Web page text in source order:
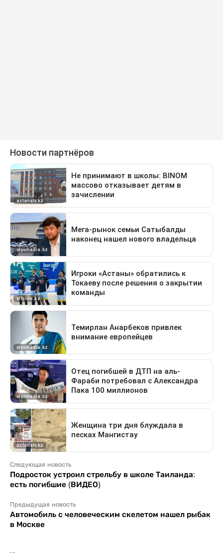
Следующая новость
Подросток устроил стрельбу в школе Таиланда:
есть погибшие (ВИДЕО)
Предыдущая новость
Автомобиль с человеческим скелетом нашел рыбак
в Москве